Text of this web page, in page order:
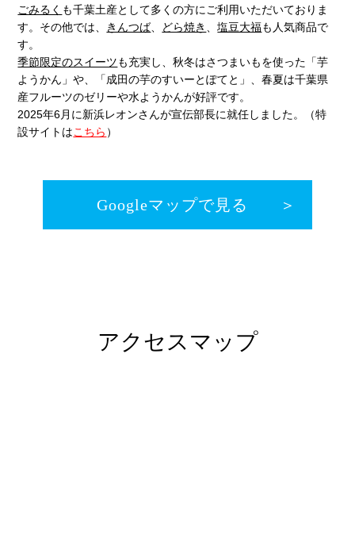
ごみるく も千葉土産として多くの方にご利用いただいておりま
す。その他では、 きんつば、 どら焼き 、塩豆大福も人気商品で
す。
季節限定のスイーツも充実し、秋冬はさつまいもを使った「芋
ようかん」や、「成田の芋のすいーとぽてと」、春夏は千葉県
産フルーツのゼリーや水ようかんが好評です。
2025年6月に新浜レオンさんが宣伝部長に就任しました。（特
設サイトはこちら ）
Googleマップで見る
アクセスマップ